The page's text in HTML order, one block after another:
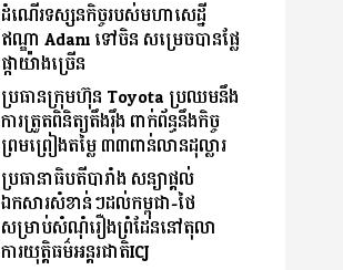
ដំណើរទស្សនកិច្ចរបស់មហាសេដ្ឋី
ឥណ្ឌា Adani ទៅចិន សម្រេចបានផ្លែ
ផ្កាយ៉ាងច្រើន
ប្រធានក្រុមហ៊ុន Toyota ប្រឈមនឹង
ការត្រួតពិនិត្យតឹងរ៉ឹង ពាក់ព័ន្ធនឹងកិច្ច
ព្រមព្រៀងតម្លៃ ៣៣ពាន់លានដុល្លារ
ប្រធានាធិបតីបារាំង សន្យាផ្ដល់
ឯកសារសំខាន់ៗដល់កម្ពុជា-ថៃ
សម្រាប់សំណុំរឿងព្រំដែននៅតុលា
ការយុតិ្តធម៌អន្តរជាតិICJ